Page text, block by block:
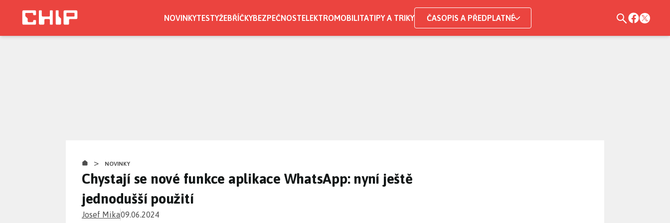
NOVINKYTESTYŽEBŘÍČKYBEZPEČNOSTELEKTROMOBILITATIPY A TRIKY ČASOPIS A PŘEDPLATNÉ
> NOVINKY
Chystají se nové funkce aplikace WhatsApp: nyní ještě
jednodušší použití
Josef Mika09.06.2024